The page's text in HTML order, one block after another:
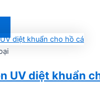
UV diệt khuẩn